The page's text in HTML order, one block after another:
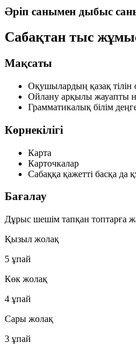
Әріп санымен дыбыс
Сабақтан тыс
Мақсаты
Оқушылардың қазақ
Ойлану арқылы жауапты
Грамматикалық білім
Көрнекілігі
Карта
Карточкалар
Сабаққа қажетті басқа да
Бағалау
Дұрыс шешім тапқан топтарға
Қызыл жолақ
5 ұпай
Көк жолақ
4 ұпай
Сары жолақ
3 ұпай